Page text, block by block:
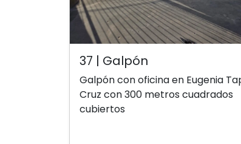
37 | Galpón
Galpón con oficina en Eugenia
Cruz con 300 metros cuadrados
cubiertos